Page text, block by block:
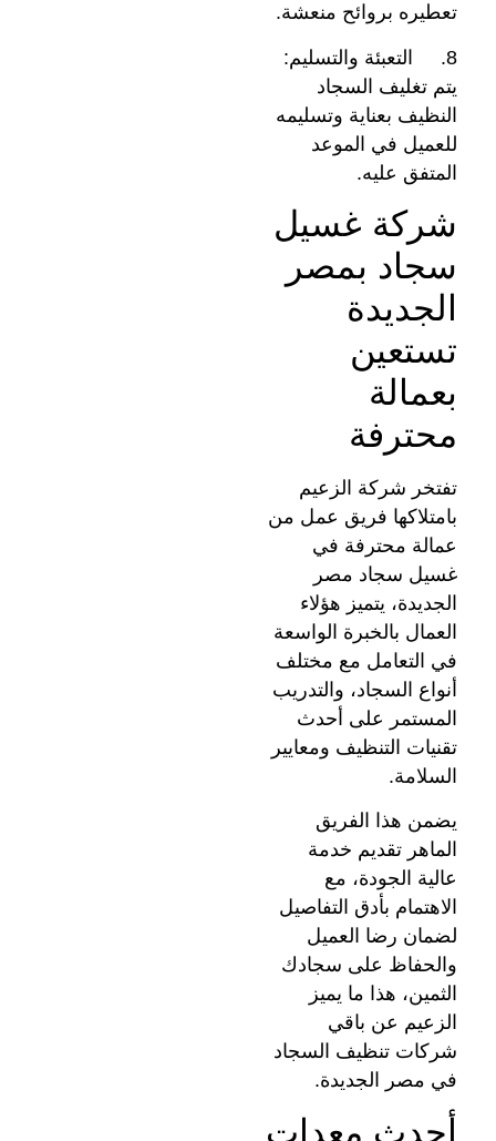
تعطيره بروائح منعشة.
8. التعبئة والتسليم:
يتم تغليف السجاد
النظيف بعناية وتسليمه
للعميل في الموعد
المتفق عليه.
شركة غسيل
سجاد بمصر
الجديدة
تستعين
بعمالة
محترفة
تفتخر شركة الزعيم
بامتلاكها فريق عمل من
عمالة محترفة في
غسيل سجاد مصر
الجديدة، يتميز هؤلاء
العمال بالخبرة الواسعة
في التعامل مع مختلف
أنواع السجاد، والتدريب
المستمر على أحدث
تقنيات التنظيف ومعايير
السلامة.
يضمن هذا الفريق
الماهر تقديم خدمة
عالية الجودة، مع
الاهتمام بأدق التفاصيل
لضمان رضا العميل
والحفاظ على سجادك
الثمين، هذا ما يميز
الزعيم عن باقي
شركات تنظيف السجاد
في مصر الجديدة.
أحدث معدات